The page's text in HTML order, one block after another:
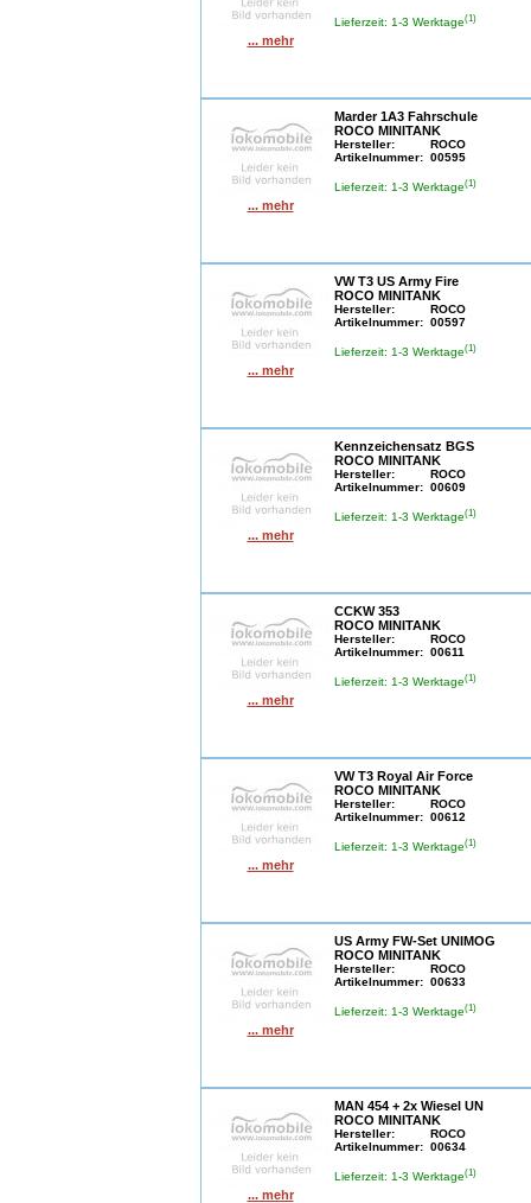
... mehr
Lieferzeit: 1-3 Werktage(1)
... mehr
Marder 1A3 Fahrschule
ROCO MINITANK
Hersteller:
ROCO
Artikelnummer: 00595
Lieferzeit: 1-3 Werktage(1)
... mehr
VW T3 US Army Fire
ROCO MINITANK
Hersteller:
ROCO
Artikelnummer: 00597
Lieferzeit: 1-3 Werktage(1)
... mehr
Kennzeichensatz BGS
ROCO MINITANK
Hersteller:
ROCO
Artikelnummer: 00609
Lieferzeit: 1-3 Werktage(1)
... mehr
CCKW 353
ROCO MINITANK
Hersteller:
ROCO
Artikelnummer: 00611
Lieferzeit: 1-3 Werktage(1)
... mehr
VW T3 Royal Air Force
ROCO MINITANK
Hersteller:
ROCO
Artikelnummer: 00612
Lieferzeit: 1-3 Werktage(1)
... mehr
US Army FW-Set UNIMOG
ROCO MINITANK
Hersteller:
ROCO
Artikelnummer: 00633
Lieferzeit: 1-3 Werktage(1)
... mehr
MAN 454 + 2x Wiesel UN
ROCO MINITANK
Hersteller:
ROCO
Artikelnummer: 00634
Lieferzeit: 1-3 Werktage(1)